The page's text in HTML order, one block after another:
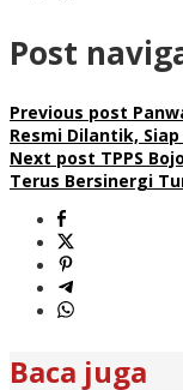
Post
Previous post
Resmi Dilantik,
Next post TPPS
Terus Bersinergi
Baca juga